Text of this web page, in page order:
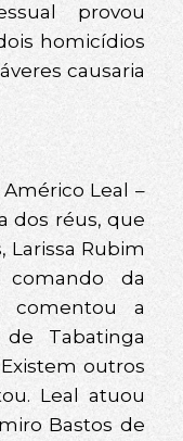
provou
homicídios
causaria
Leal –
dos réus, que
Larissa Rubim
da
comentou a
Tabatinga
Existem outros
Leal atuou
Bastos de